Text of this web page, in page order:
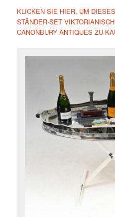
KLICKEN SIE HIER, UM
STÄNDER-SET
CANONBURY ANTIQUES ZU